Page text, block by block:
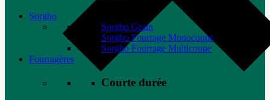
Sorgho
Sorgho Grain
Sorgho Fourrage Monocoupe
Sorgho Fourrage Multicoupe
Fourragères
Courte durée